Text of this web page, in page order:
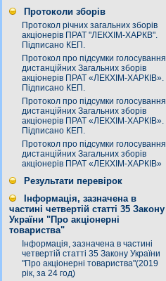
Протоколи зборів
Протокол річних загальних зборів
акціонерів ПРАТ "ЛЕКХІМ-ХАРКВ".
Підписано КЕП.
Протокол про підсумки голосування
дистанційних Загальних зборів
акціонерів ПРАТ «ЛЕКХІМ-ХАРКІВ».
Підписано КЕП.
Протокол про підсумки голосування
дистанційних Загальних зборів
акціонерів ПРАТ «ЛЕКХІМ-ХАРКІВ».
Підписано КЕП.
Протокол про підсумки голосування
дистанційних Загальних зборів
акціонерів ПРАТ «ЛЕКХІМ-ХАРКІВ»
Результати перевірок
Інформація, зазначена в
частині четвертій статті 35 Закону
України "Про акціонерні
товариства"
Інформація, зазначена в частині
четвертій статті 35 Закону України
"Про акціонерні товариства"(2019
рік, за 24 год)